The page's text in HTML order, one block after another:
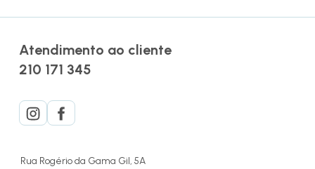
Atendimento ao cliente
210 171 345
Rua Rogério da Gama Gil, 5A